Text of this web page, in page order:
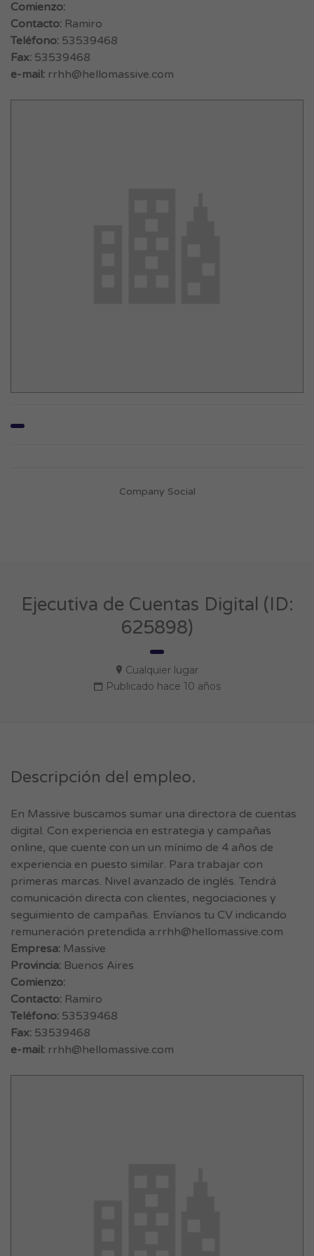
Comienzo:
Contacto: Ramiro
Teléfono: 53539468
Fax: 53539468
e-mail: rrhh@hellomassive.com
Company Social
Ejecutiva de Cuentas Digital (ID:
625898)
Cualquier lugar
Publicado hace 10 años
Descripción del empleo.
En Massive buscamos sumar una directora de cuentas
digital. Con experiencia en estrategia y campañas
online, que cuente con un un mínimo de 4 años de
experiencia en puesto similar. Para trabajar con
primeras marcas. Nivel avanzado de inglés. Tendrá
comunicación directa con clientes, negociaciones y
seguimiento de campañas. Envíanos tu CV indicando
remuneración pretendida a:rrhh@hellomassive.com
Empresa: Massive
Provincia: Buenos Aires
Comienzo:
Contacto: Ramiro
Teléfono: 53539468
Fax: 53539468
e-mail: rrhh@hellomassive.com